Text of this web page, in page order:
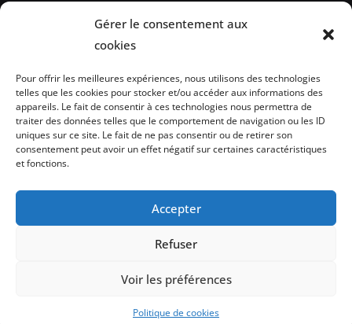
Gérer le consentement aux
cookies
Pour offrir les meilleures expériences, nous utilisons des technologies
telles que les cookies pour stocker et/ou accéder aux informations des
appareils. Le fait de consentir à ces technologies nous permettra de
traiter des données telles que le comportement de navigation ou les ID
uniques sur ce site. Le fait de ne pas consentir ou de retirer son
consentement peut avoir un effet négatif sur certaines caractéristiques
et fonctions.
Accepter
Refuser
Voir les préférences
Politique de cookies
Evénements
Brèves de lecture
Opinion